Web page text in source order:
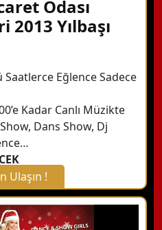
Odası
2013 Yılbaşı
Eğlence Sadece
Kadar Canlı Müzikte
Dans Show, Dj
Ulaşın !